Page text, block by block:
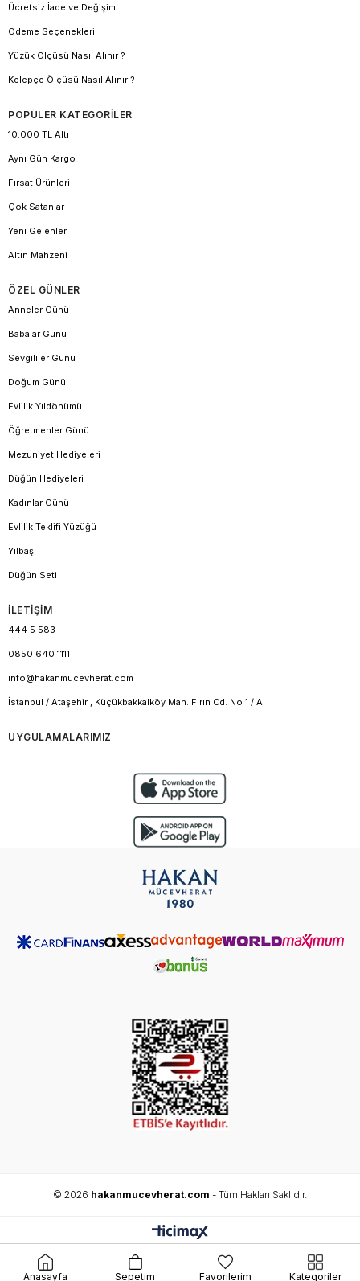
Ücretsiz İade ve Değişim
Ödeme Seçenekleri
Yüzük Ölçüsü Nasıl Alınır ?
Kelepçe Ölçüsü Nasıl Alınır ?
POPÜLER KATEGORİLER
10.000 TL Altı
Aynı Gün Kargo
Fırsat Ürünleri
Çok Satanlar
Yeni Gelenler
Altın Mahzeni
ÖZEL GÜNLER
Anneler Günü
Babalar Günü
Sevgililer Günü
Doğum Günü
Evlilik Yıldönümü
Öğretmenler Günü
Mezuniyet Hediyeleri
Düğün Hediyeleri
Kadınlar Günü
Evlilik Teklifi Yüzüğü
Yılbaşı
Düğün Seti
İLETİŞİM
444 5 583
0850 640 1111
info@hakanmucevherat.com
İstanbul / Ataşehir , Küçükbakkalköy Mah. Fırın Cd. No 1 / A
UYGULAMALARIMIZ
© 2026 hakanmucevherat.com - Tüm Hakları Saklıdır.
Anasayfa Sepetim Favorilerim Kategoriler